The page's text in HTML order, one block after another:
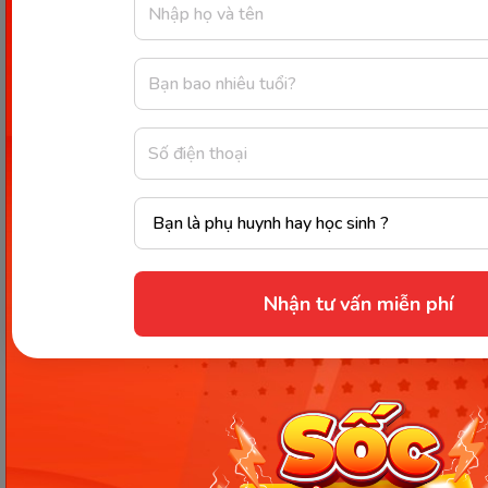
Nhận tư vấn miễn phí
vật. Hay cho con nghe những đoạn video về cách
học chữ, phát âm… điều này tạo ra sự sinh động
trong tưởng tượng và trí não trẻ. Còn đối với việc
học chữ, mẹ hãy kết hợp dạy con cả chữ thường và
chất lượng, tích hợp đa chức năng, Monkey đã ra
mắt ứng dụngVMonkey - Xây dựng nền tảng
tiếng Việt vững chắc cho trẻ Mầm non và Tiểu
..., giúp con phát âm, đánh vần tròn trịa toàn bộ
bảng chữ cái, đặt câu chuẩn ngữ pháp cũng như
khắc phục những hạn chế trong việc nói ngọng ở
trẻ một cách hiệu quả nhất. Nhờ những ưu điểm
nổi bật nên VMonkey hiện đang là sự lựa chọn của
nhiều ông bố, bà mẹ có con trong độ tuổi này.